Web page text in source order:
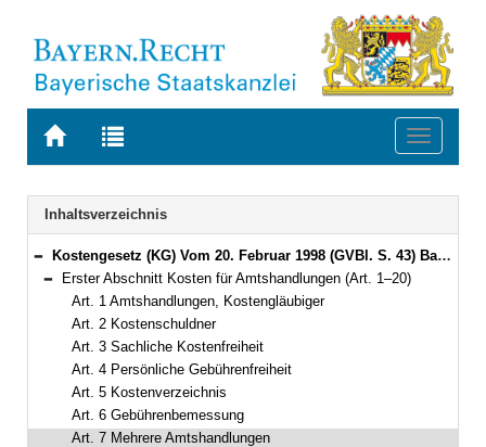
Zur
BAYERN.RECHT
Zur
letzten
Suche
Toggle
Navigation
Inhaltsverzeichnis
Bereich reduzieren
Kostengesetz (KG) Vom 20. Februar 1998 (GVBl. S. 43) BayRS 2013-1-1-F (Art. 1–28)
Bereich reduzieren
Erster Abschnitt Kosten für Amtshandlungen (Art. 1–20)
Art. 1 Amtshandlungen, Kostengläubiger
Art. 2 Kostenschuldner
Art. 3 Sachliche Kostenfreiheit
Art. 4 Persönliche Gebührenfreiheit
Art. 5 Kostenverzeichnis
Art. 6 Gebührenbemessung
Art. 7 Mehrere Amtshandlungen